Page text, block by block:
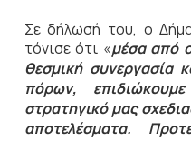
Σε δήλωσή του, ο
τόνισε ότι «μέσα από
θεσμική συνεργασία
πόρων,
στρατηγικό μας
αποτελέσματα.